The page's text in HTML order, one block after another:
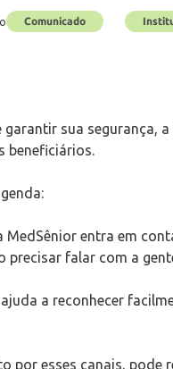
Comunicado
sua segurança,
beneficiários.
entra em
precisar falar com a
a reconhecer
por esses canais, pode